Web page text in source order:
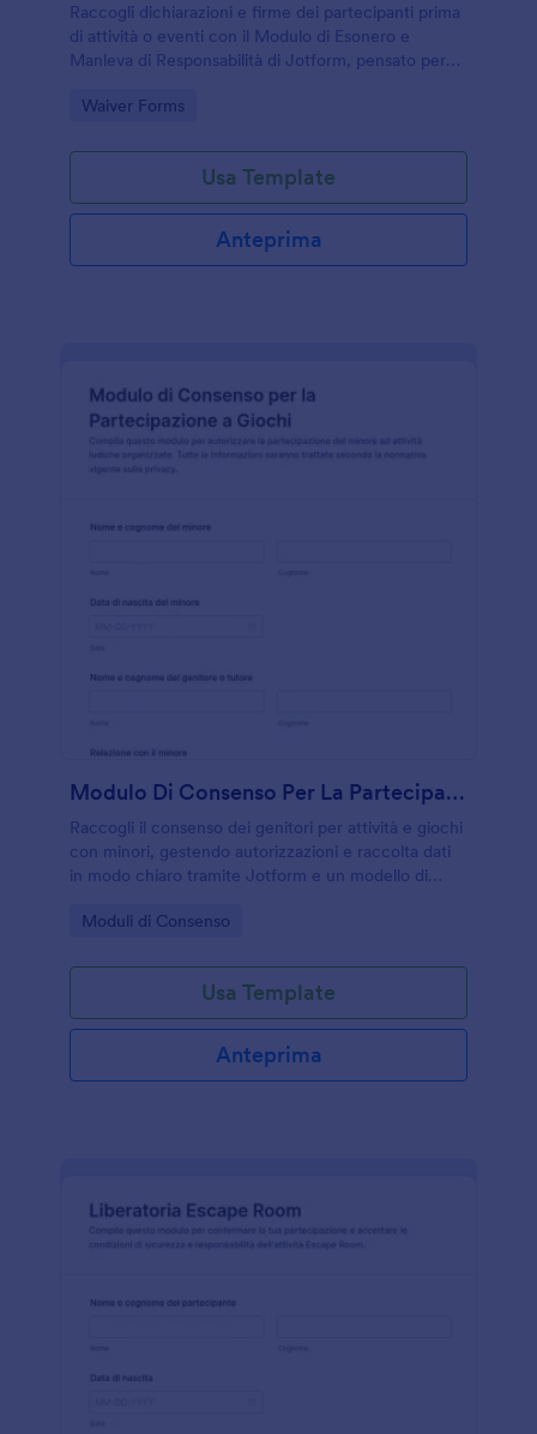
Raccogli dichiarazioni e firme dei partecipanti prima
di attività o eventi con il Modulo di Esonero e
Manleva di Responsabilità di Jotform, pensato per
Go to Category:
Waiver Forms
Usa Template
Anteprima
Modulo Di Consenso Per La Partecipazione A Giochi
Raccogli il consenso dei genitori per attività e giochi
con minori, gestendo autorizzazioni e raccolta dati
in modo chiaro tramite Jotform e un modello di
Go to Category:
Moduli di Consenso
Usa Template
Anteprima